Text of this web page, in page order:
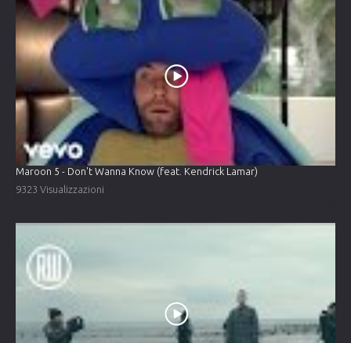
Maroon 5 - Don't Wanna Know (feat. Kendrick Lamar)
9323 Visualizzazioni